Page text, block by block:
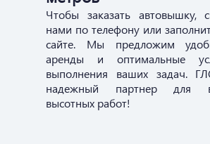
Чтобы заказать автовышку,
нами по телефону или
сайте. Мы предложим
аренды и оптимальные
выполнения ваших задач.
надежный партнер для
высотных работ!